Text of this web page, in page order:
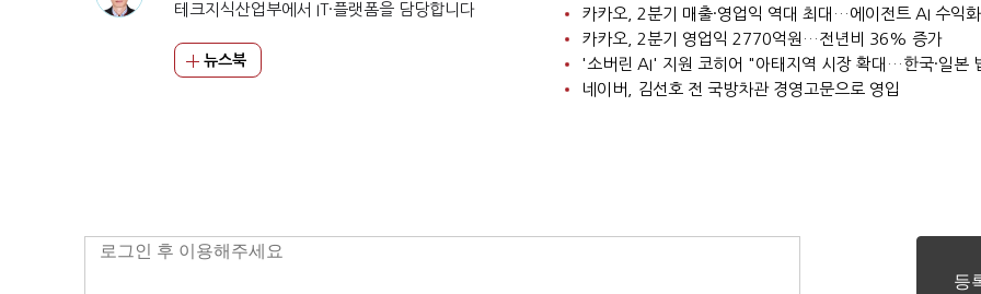
테크지식산업부에서 IT·플랫폼을 담당합니다
뉴스북
카카오, 2분기 매출·영업익 역대 최대…에이전트 AI 수익
카카오, 2분기 영업익 2770억원…전년비 36% 증가
네이버, 김선호 전 국방차관 경영고문으로 영입